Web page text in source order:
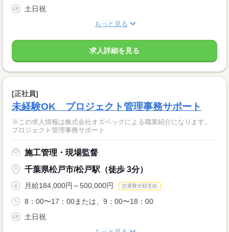
土日祝
もっと見る
求人詳細を見る
[正社員]
未経験OK プロジェクト管理事務サポート
※この求人情報は株式会社オズペックによる職業紹介になります。
プロジェクト管理事務サポート
施工管理・現場監督
千葉県松戸市/松戸駅（徒歩 3分）
月給184,000円～500,000円 交通費全額支給
8：00〜17：00または、9：00〜18：00
土日祝